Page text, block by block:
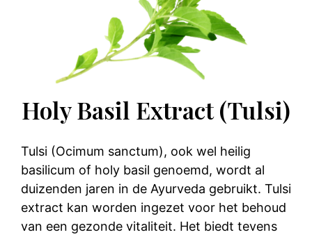
Holy Basil Extract (Tulsi)
Tulsi (Ocimum sanctum), ook wel heilig
basilicum of holy basil genoemd, wordt al
duizenden jaren in de Ayurveda gebruikt. Tulsi
extract kan worden ingezet voor het behoud
van een gezonde vitaliteit. Het biedt tevens